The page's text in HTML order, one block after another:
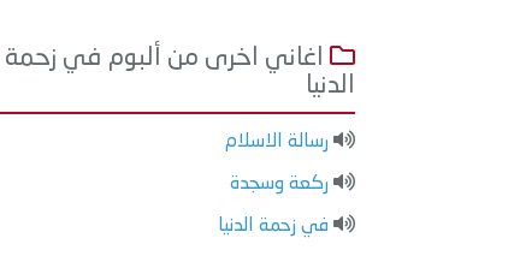
اغاني اخرى من ألبوم في زحمة
الدنيا
رسالة الاسلام
ركعة وسجدة
في زحمة الدنيا